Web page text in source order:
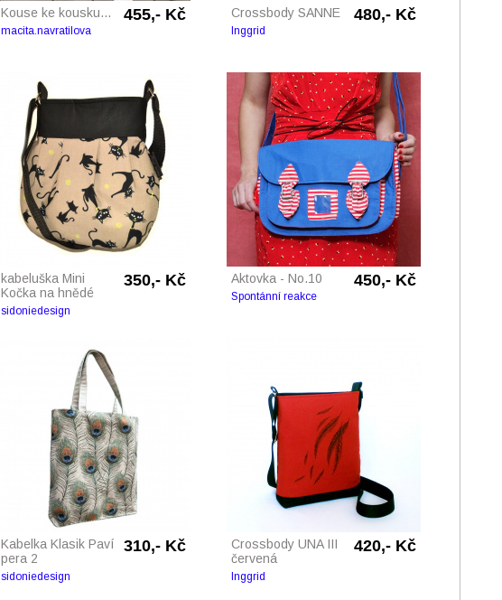
Kouse ke kousku... 455,- Kč
macita.navratilova
Crossbody SANNE 480,- Kč
Inggrid
kabeluška Mini
Kočka na hnědé
350,- Kč
sidoniedesign
Aktovka - No.10 450,- Kč
Spontánní reakce
Kabelka Klasik Paví
pera 2
310,- Kč
sidoniedesign
Crossbody UNA III
červená
420,- Kč
Inggrid